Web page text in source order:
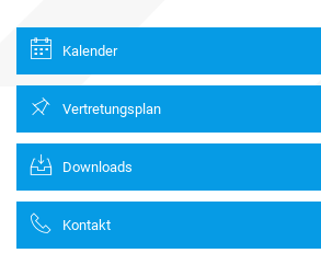
Kalender
Vertretungsplan
Downloads
Kontakt